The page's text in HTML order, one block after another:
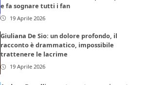
e fa sognare tutti i fan
19 Aprile 2026
Giuliana De Sio: un dolore profondo, il
racconto è drammatico, impossibile
trattenere le lacrime
19 Aprile 2026